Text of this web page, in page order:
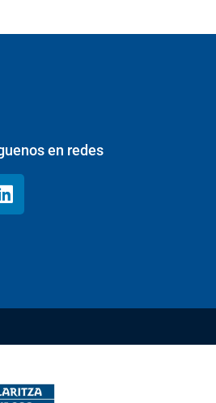
en redes